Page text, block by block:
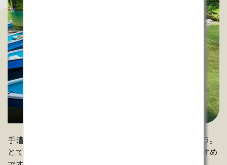
手漕ぎボートに乗り、水面からも景色を鑑賞しましょう。
とても人気なため、公式サイトからの事前予約がおすすめ